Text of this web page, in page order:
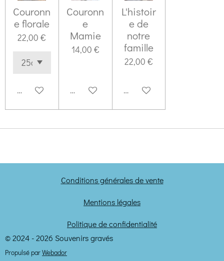
Couronn
e florale
22,00 €
Voir les détails
Couronn
e
Mamie
14,00 €
Ajouter au panier
L'histoir
e de
notre
famille
22,00 €
Voir les détails
Conditions générales de vente
Mentions légales
Politique de confidentialité
© 2024 - 2026 Souvenirs gravés
Propulsé parWebador